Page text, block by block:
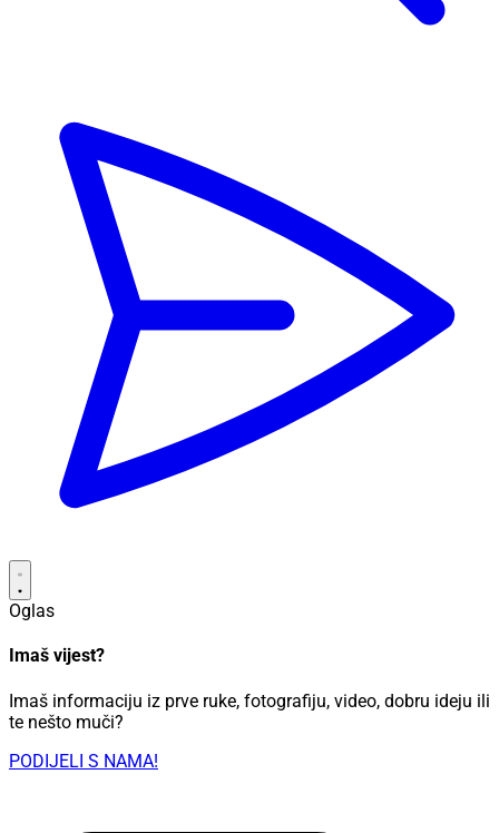
Oglas
Imaš vijest?
Imaš informaciju iz prve ruke, fotografiju, video, dobru ideju ili
te nešto muči?
PODIJELI S NAMA!